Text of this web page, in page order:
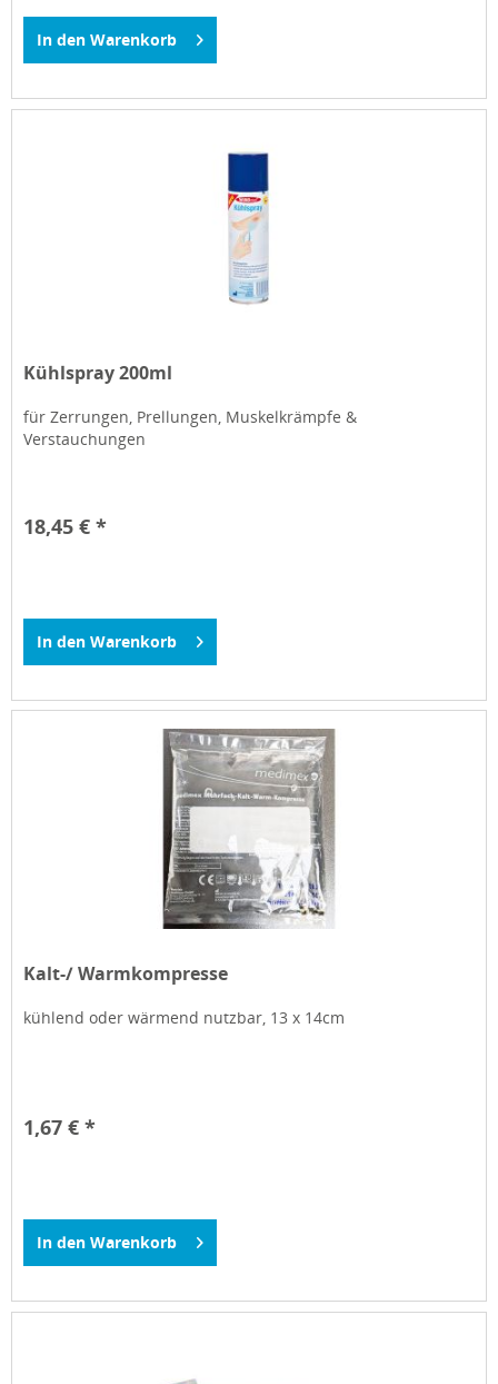
In den Warenkorb
Kühlspray 200ml
für Zerrungen, Prellungen, Muskelkrämpfe &
Verstauchungen
18,45 € *
In den Warenkorb
Kalt-/ Warmkompresse
kühlend oder wärmend nutzbar, 13 x 14cm
1,67 € *
In den Warenkorb